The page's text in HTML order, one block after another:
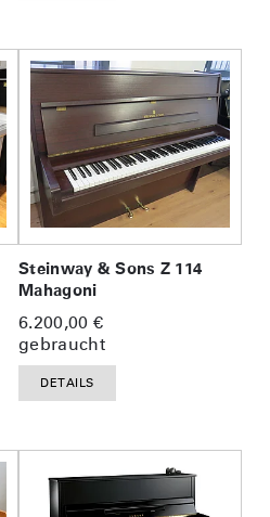
Steinway & Sons Z 114
Mahagoni
6.200,00 €
gebraucht
DETAILS